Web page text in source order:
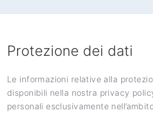
Protezione dei dati
Le informazioni relative alla
disponibili nella nostra privacy
personali esclusivamente